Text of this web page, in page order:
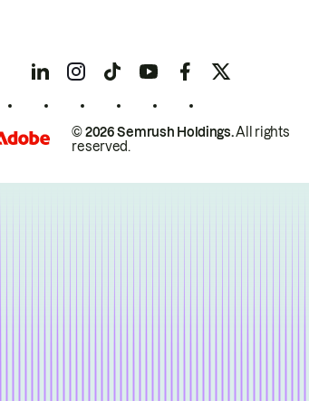
© 2026 Semrush Holdings.All rights
reserved.